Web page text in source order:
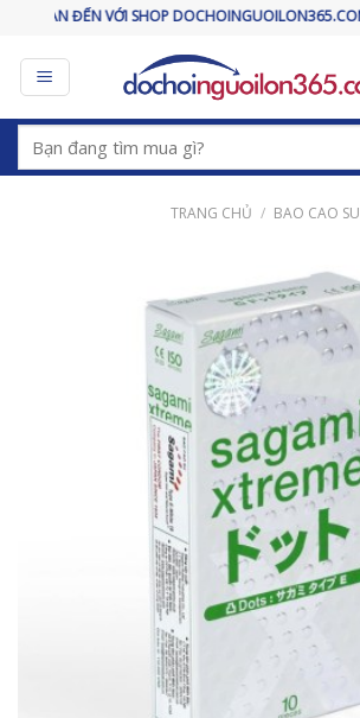
content
VỚI SHOP DOCHOINGUOILON365.COM
Tìm
kiếm:
TRANG CHỦ / BAO CAO SU